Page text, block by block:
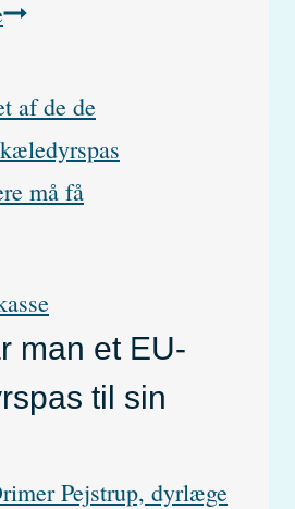
Fransk
Helbred
og
sundhedsproblemer
man et EU-
til sin
Pejstrup, dyrlæge